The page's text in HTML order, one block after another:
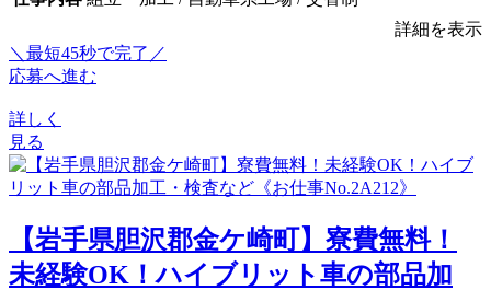
詳細を表示
＼最短45秒で完了／
応募へ進む
詳しく
見る
【岩手県胆沢郡金ケ崎町】寮費無料！
未経験OK！ハイブリット車の部品加